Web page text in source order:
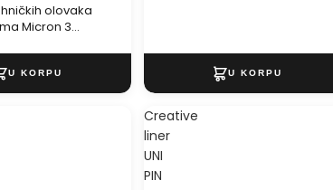
olovaka
Micron 3
Creative
liner
UNI
PIN